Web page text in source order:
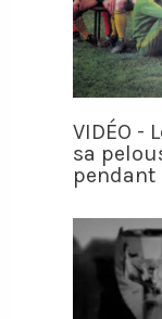
VIDÉO -
sa
pendant